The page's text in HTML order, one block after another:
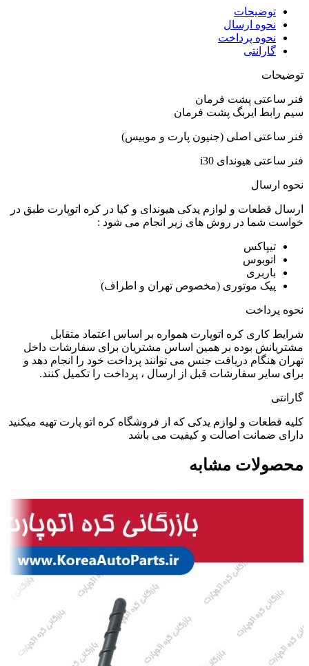
توضیحات
نحوه ارسال
نحوه پرداخت
گارانتی
توضیحات
فنر ساعتی پشت فرمان
سیم رابط ایربگ پشت فرمان
فنر ساعتی اصلی (جنیون پارت و موبیس)
فنر ساعتی هیوندای i30
نحوه ارسال
ارسال قطعات و لوازم یدکی هیوندای و کیا در کره اتوپارت طبق در
خواست شما در روش های زیر انجام می شود :
تیپاکس
اتوبوس
باربری
پیک موتوری (مخصوص تهران و اطراف)
نحوه پرداخت
شرایط کاری کره اتوپارت همواره بر اساس اعتماد متقابل
مشتریانش بوده بر همین اساس مشتریان برای سفارشات داخل
تهران هنگام دریافت جنس می توانند پرداخت خود را انجام دهد و
برای سایر سفارشات قبل از ارسال ، پرداخت را تکمیل کنند.
گارانتی
کلیه قطعات و لوازم یدکی که از فروشگاه کره اتو پارت تهیه میکنید
دارای ضمانت اصالت و کیفیت می باشد
محصولات مشابه